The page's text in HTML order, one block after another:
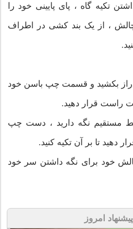
تکیه گاه ، پای پایینی خود را
چالش ، از یک بند کشی در اطراف
بکشید و قسمت چپ باسن خود
راست قرار دهید.
مستقیم نگه دارید ، دست چپ
دهید تا بر آن تکیه کنید.
خود برای نگه داشتن سر خود
پیشنهاد امروز